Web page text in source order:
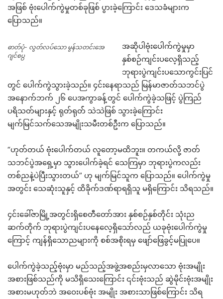
အဖြစ် ဗုံးပေါက်ကွဲမှုတစ်ခုဖြစ် ပွားခဲ့ကြောင်း ဒေသခံများက
ပြောသည်။
ဓာတ်ပုံ- လွတ်လပ်သော မွန်သတင်းအေ
ဂျင်စ႘
အဆိုပါဗုံးပေါက်ကွဲမှုမှာ
နှစ်စဉ်ကျင်းပလေ့ရှိသည့်
ဘုရားပွဲကျင်းပသောကွင်းပြင်
တွင် ပေါက်ကွဲသွားခဲ့သည်။ ၄င်းနေရာသည် မြန်မာဇာတ်သဘင်ပွဲ
အနောက်ဘက် ၂၆ ပေအကွာခန့်တွင် ပေါက်ကွဲခဲ့သဖြင့် ပွဲကြည်
ပရိသတ်များနှင့် ရုတ်ရုတ်် သဲသဲဖြစ် သွားခဲ့ကြောင်း
မျက်မြင်သက်သေအမျိုးသမီးတစ်ဦးက ပြောသည်။
“ဟုတ်တယ် ဗုံးပေါက်တယ် လူတော့မထိဘူး။ တကယ်လို့ ဇာတ်
သဘင်ပွဲအရှေ့မှာ သွားပေါက်ခဲ့ရင် သေကြမှာ ဘုရားပွဲကလည်း
တစ်ညနဲ့ပဲပြီးသွားတယ်” ဟု မျက်မြင်သူက ပြောသည်။ ပေါက်ကွဲမှု
အတွင်း သေဆုံးသူနှင့် ထိခိုက်ဒဏ်ရာရရှိသူ မရှိကြောင်း သိရသည်။
၄င်းခေါ်ဇာမြို့အတွင်းရှိစေတီတော်အား နှစ်စဉ်နှစ်တိုင်း သုံးည
ဆက်တိုက် ဘုရားပွဲကျင်းပနေလေ့ရှိသော်လည် ယခုဗုံးပေါက်ကွဲမှု
ကြောင့် ကျန်ရှိသောညများကို စစ်အစိုးရမှ ဖျော်ဖြေခွင့်မပြုပေ။
ပေါက်ကွဲခဲ့သည့်ဗုံးမှာ မည်သည့်အဖွဲ့အစည်းမှလာသော ဗုံးအမျိုး
အစားဖြစ်သည်ကို မသိရှိသေးကြောင်း ၎င်းဗုံးသည် ဆွဲမိုင်းဗုံးအမျိုး
အစားမဟုတ်ဘဲ အဝေးပစ်ဗုံး အမျိုး အစားသာဖြစ်ကြောင်း သိရ